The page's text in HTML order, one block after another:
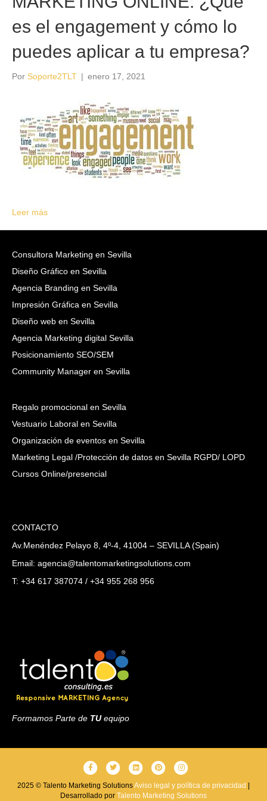
es el engagement y cómo lo
puedes aplicar a tu empresa?
Por Soporte2TLT | enero 17, 2021
Leer más
Consultora Marketing en Sevilla
Diseño Gráfico en Sevilla
Agencia Branding en Sevilla
Impresión Gráfica en Sevilla
Diseño web en Sevilla
Agencia Marketing digital Sevilla
Posicionamiento SEO/SEM
Community Manager en Sevilla
Regalo promocional en Sevilla
Vestuario Laboral en Sevilla
Organización de eventos en Sevilla
Marketing Legal /Protección de datos en Sevilla RGPD/ LOPD
Cursos Online/presencial
CONTACTO
Av.Menéndez Pelayo 8, 4º-4, 41004 – SEVILLA (Spain)
Email: agencia@talentomarketingsolutions.com
T: +34 617 387074 / +34 955 268 956
Formamos Parte de TUequipo
F
a
c
T
i
L
i
n
P
n
I
s
2025 © Talento Marketing SolutionsAviso legal y política de privacidad
Desarrollado por Talento Marketing Solutions